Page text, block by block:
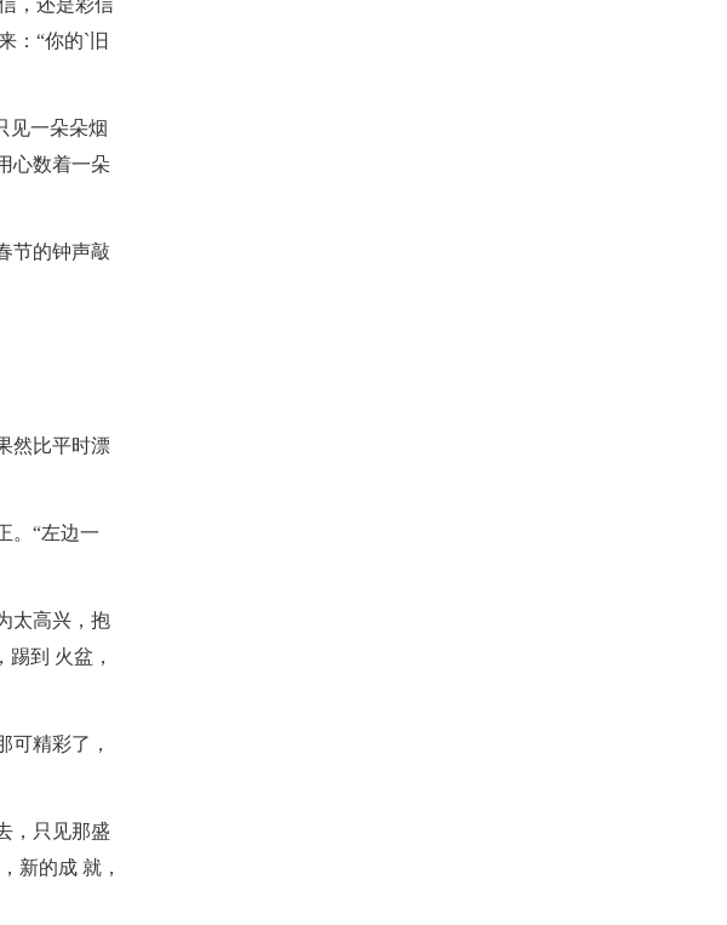
，还是彩信
：“你的`旧
见一朵朵烟
心数着一朵
节的钟声敲
然比平时漂
。“左边一
太高兴，抱
到 火盆，
可精彩了，
，只见那盛
新的成 就，